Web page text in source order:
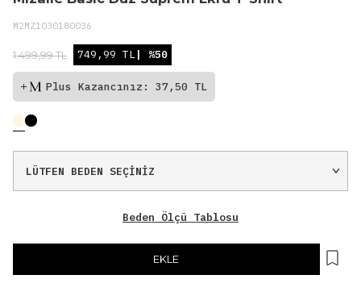
M2MZ1030180036
1.499,99 TL 749,99 TL| %50
Plus Kazancınız: 37,50 TL
Beden Ölçü Tablosu
EKLE